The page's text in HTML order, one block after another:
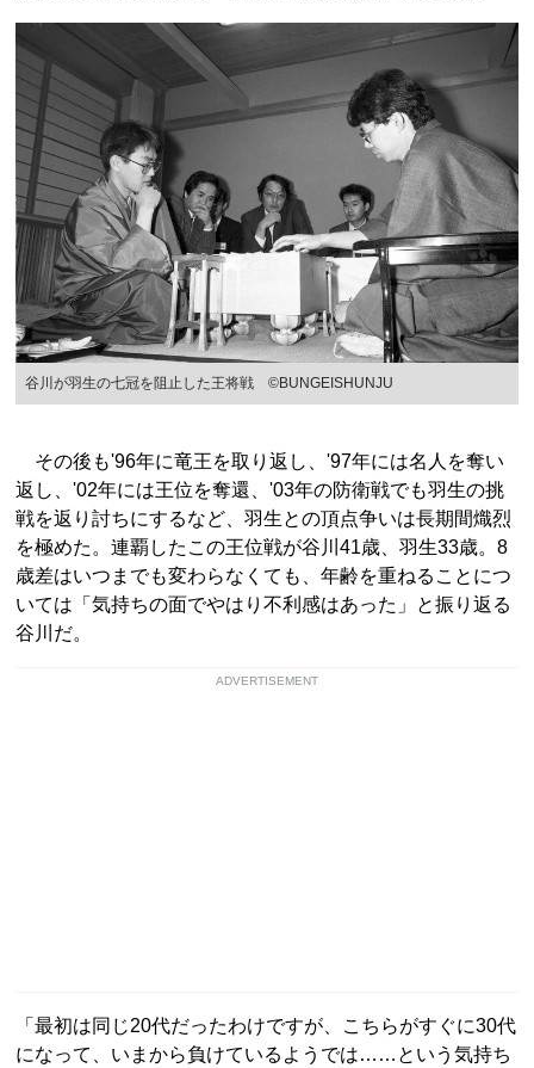
谷川が羽生の七冠を阻止した王将戦 ©BUNGEISHUNJU
その後も'96年に竜王を取り返し、'97年には名人を奪い
返し、'02年には王位を奪還、'03年の防衛戦でも羽生の挑
戦を返り討ちにするなど、羽生との頂点争いは長期間熾烈
を極めた。連覇したこの王位戦が谷川41歳、羽生33歳。8
歳差はいつまでも変わらなくても、年齢を重ねることにつ
いては「気持ちの面でやはり不利感はあった」と振り返る
谷川だ。
ADVERTISEMENT
「最初は同じ20代だったわけですが、こちらがすぐに30代
になって、いまから負けているようでは……という気持ち